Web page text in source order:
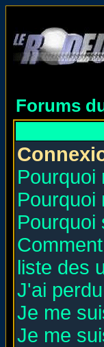
Forums
Pourquoi
Pourquoi
Pourquoi
liste des
J'ai
Je me
Je me